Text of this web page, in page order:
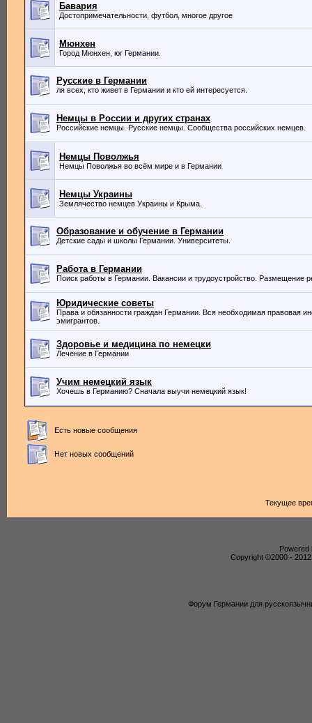
Бавария
Достопримечательности, футбол, многое другое
Мюнхен
Город Мюнхен, юг Германии.
Русские в Германии
ля всех, кто живет в Германии и кто ей интересуется.
Немцы в России и других странах
Российские немцы. Русские немцы. Сообщества российских немцев.
Немцы Поволжья
Немцы Поволжья во всём мире и в Германии
Немцы Украины
Землячество немцев Украины и Крыма.
Образование и обучение в Германии
Детские сады и школы Германии. Университеты.
Работа в Германии
Поиск работы в Германии. Вакансии и трудоустройство. Размещение
Юридические советы
Права и обязанности граждан Германии. Вся необходимая правовая
эмигрантов.
Здоровье и медицина по немецки
Лечение в Германии
Учим немецкий язык
Хочешь в Германию? Сначала выучи немецкий язык!
Есть новые сообщения
Нет новых сообщений
Текущее
Powered
Copyright ©2000 -
Форум Германии для